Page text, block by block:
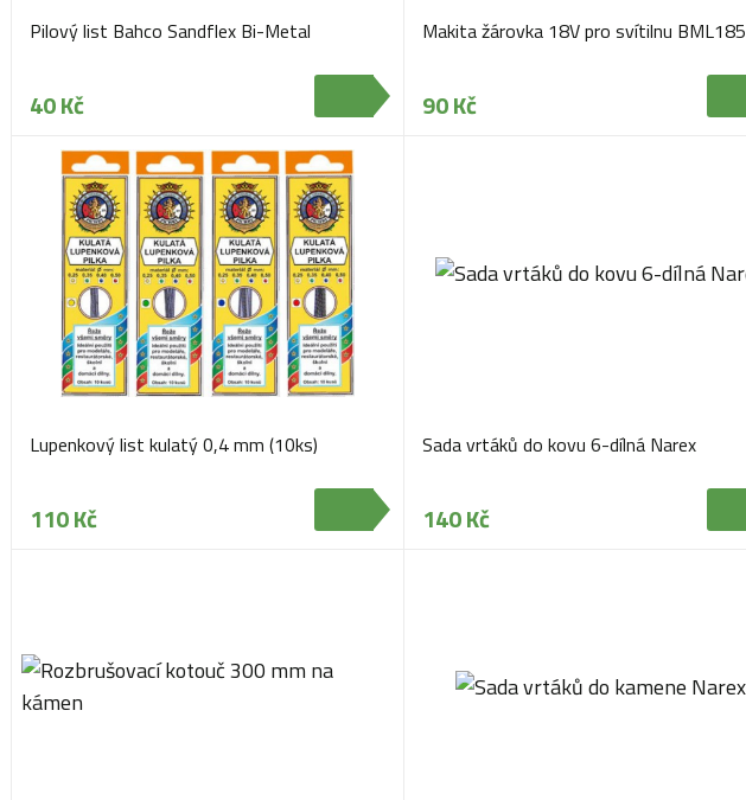
Pilový list Bahco Sandflex Bi-Metal
40 Kč
Makita žárovka 18V pro svítilnu BML185
90 Kč
Lupenkový list kulatý 0,4 mm (10ks)
110 Kč
Sada vrtáků do kovu 6-dílná Narex
140 Kč